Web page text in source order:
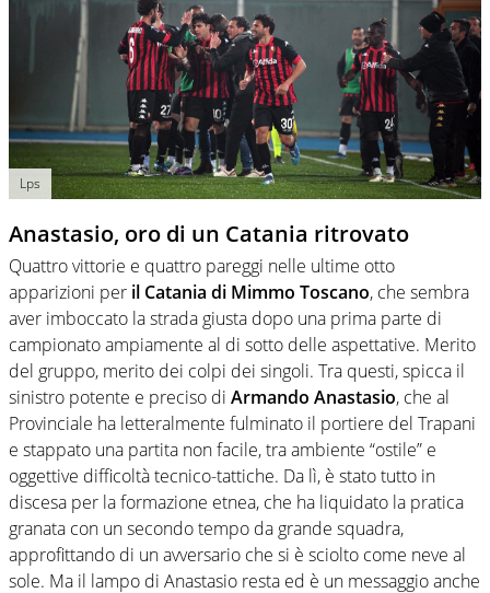
Lps
Anastasio, oro di un Catania ritrovato
Quattro vittorie e quattro pareggi nelle ultime otto
apparizioni per il Catania di Mimmo Toscano, che sembra
aver imboccato la strada giusta dopo una prima parte di
campionato ampiamente al di sotto delle aspettative. Merito
del gruppo, merito dei colpi dei singoli. Tra questi, spicca il
sinistro potente e preciso di Armando Anastasio, che al
Provinciale ha letteralmente fulminato il portiere del Trapani
e stappato una partita non facile, tra ambiente “ostile” e
oggettive difficoltà tecnico-tattiche. Da lì, è stato tutto in
discesa per la formazione etnea, che ha liquidato la pratica
granata con un secondo tempo da grande squadra,
approfittando di un avversario che si è sciolto come neve al
sole. Ma il lampo di Anastasio resta ed è un messaggio anche